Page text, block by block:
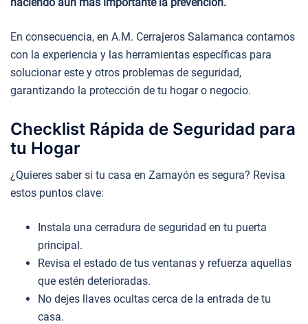
En consecuencia, en A.M. Cerrajeros Salamanca contamos
con la experiencia y las herramientas específicas para
solucionar este y otros problemas de seguridad,
garantizando la protección de tu hogar o negocio.
Checklist Rápida de Seguridad para
tu Hogar
¿Quieres saber si tu casa en Zamayón es segura? Revisa
estos puntos clave:
Instala una cerradura de seguridad en tu puerta
principal.
Revisa el estado de tus ventanas y refuerza aquellas
que estén deterioradas.
No dejes llaves ocultas cerca de la entrada de tu
casa.